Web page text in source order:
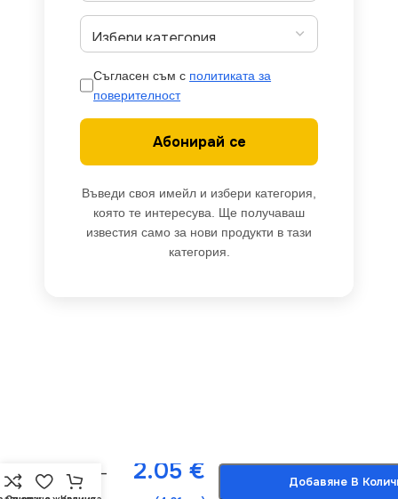
Съгласен съм с политиката за
поверителност
Абонирай се
Въведи своя имейл и избери категория,
която те интересува. Ще получаваш
известия само за нови продукти в тази
категория.
свещи –
топла
2.05 € Добавяне В